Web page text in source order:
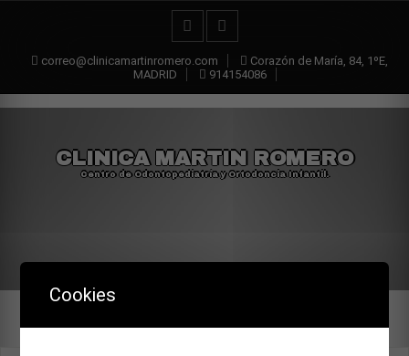
correo@clinicamartinromero.com
Corazón de María, 84, 1ºE,
MADRID
914154086
CLINICA MARTIN ROMERO
Centro de Odontopediatría y Ortodoncia Infantil.
Cookies